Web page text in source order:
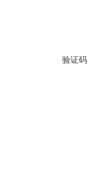
验证码